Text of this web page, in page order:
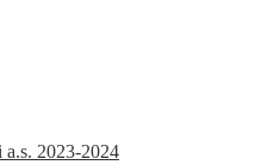
2023-2024